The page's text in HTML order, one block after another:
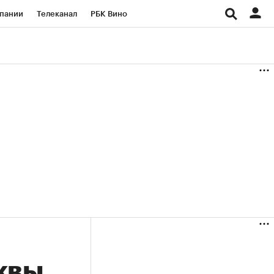
Телеканал РБК Вино